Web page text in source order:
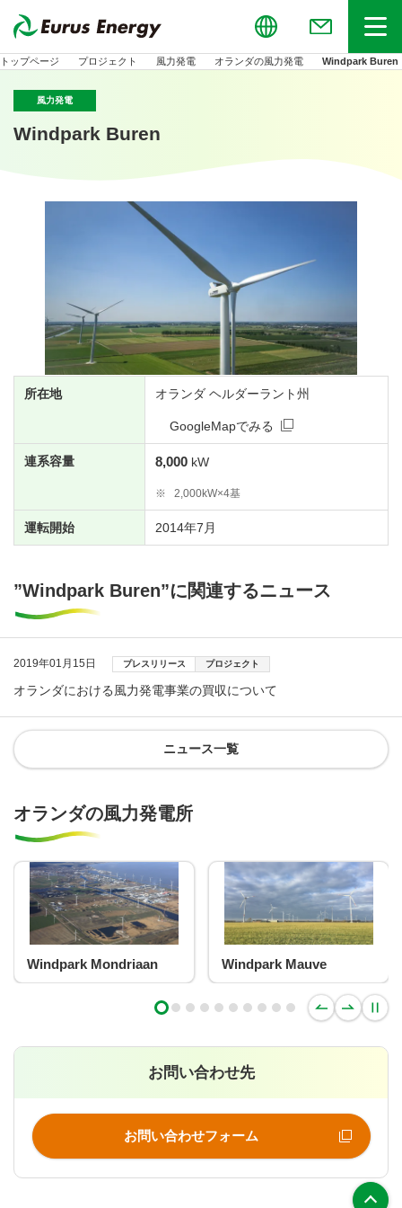
Globalお問い合わせメニュー
トップページ プロジェクト 風力発電 オランダの風力発電 Windpark Buren
風力発電
Windpark Buren
所在地 オランダ ヘルダーラント州
GoogleMapでみる
連系容量 8,000 kW
※ 2,000kW×4基
運転開始 2014年7月
”Windpark Buren”に関連するニュース
2019年01月15日 プレスリリース プロジェクト
オランダにおける風力発電事業の買収について
ニュース一覧
オランダの風力発電所
Windpark Mondriaan Windpark Mauve
お問い合わせ先
お問い合わせフォーム